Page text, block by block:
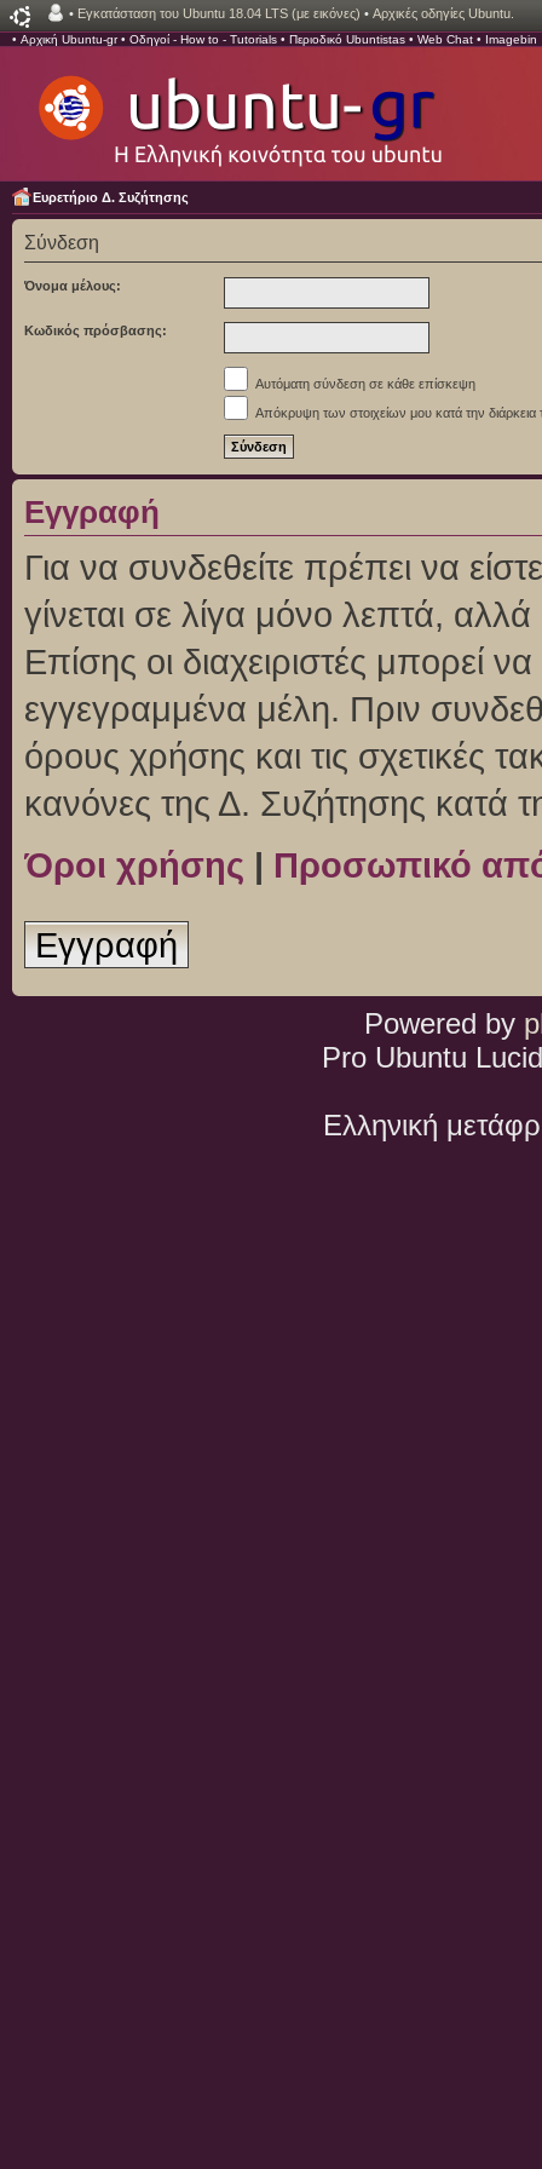
• Εγκατάσταση του Ubuntu 18.04 LTS (με εικόνες) • Αρχικές οδηγίες Ubuntu.
• Αρχική Ubuntu-gr• Οδηγοί - How to - Tutorials • Περιοδικό Ubuntistas • Web Chat • Imagebin
Ευρετήριο Δ. Συζήτησης
Σύνδεση
Όνομα μέλους:
Κωδικός πρόσβασης:
Αυτόματη σύνδεση σε κάθε επίσκεψη
Απόκρυψη των στοιχείων μου κατά την διάρκεια
Εγγραφή
Για να συνδεθείτε πρέπει να
γίνεται σε λίγα μόνο λεπτά,
Επίσης οι διαχειριστές μπορεί
εγγεγραμμένα μέλη. Πριν
όρους χρήσης και τις σχετικές
κανόνες της Δ. Συζήτησης κατά
Όροι χρήσης | Προσωπικό
Εγγραφή
Powered by
Pro Ubuntu
Ελληνική